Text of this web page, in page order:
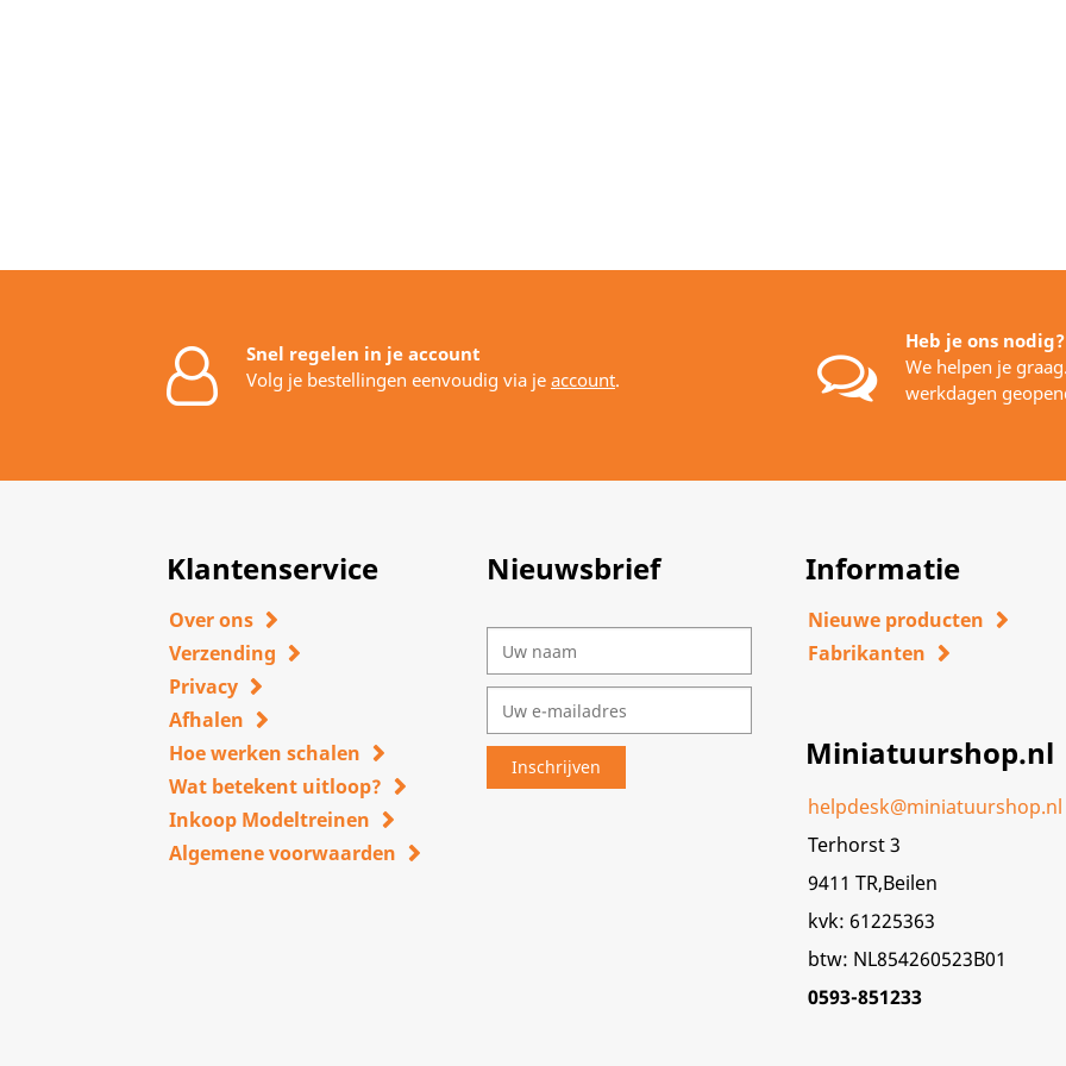
Snel regelen in je account
Volg je bestellingen eenvoudig via je account.
Heb je ons nodig?
We helpen je graag.
werkdagen
Klantenservice
Over ons
Verzending
Privacy
Afhalen
Hoe werken schalen
Wat betekent uitloop?
Inkoop Modeltreinen
Algemene voorwaarden
Nieuwsbrief Informatie
Nieuwe producten
Fabrikanten
Miniatuurshop.nl
helpdesk@miniatuurshop.nl
Terhorst 3
9411 TR,Beilen
kvk: 61225363
btw: NL854260523B01
0593-851233